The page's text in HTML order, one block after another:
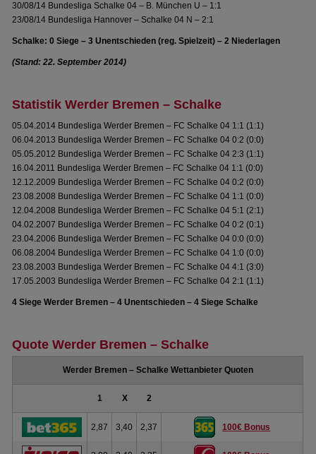
30/08/14 Bundesliga Schalke 04 – B. München U – 1:1
23/08/14 Bundesliga Hannover – Schalke 04 N – 2:1
Schalke: 0 Siege – 3 Unentschieden (reg. Spielzeit) – 2 Niederlagen
(Stand: 22. September 2014)
Statistik Werder Bremen – Schalke
05.04.2014 Bundesliga Werder Bremen – FC Schalke 04 1:1 (1:1)
06.04.2013 Bundesliga Werder Bremen – FC Schalke 04 0:2 (0:0)
05.05.2012 Bundesliga Werder Bremen – FC Schalke 04 2:3 (1:1)
16.04.2011 Bundesliga Werder Bremen – FC Schalke 04 1:1 (0:0)
12.12.2009 Bundesliga Werder Bremen – FC Schalke 04 0:2 (0:0)
23.08.2008 Bundesliga Werder Bremen – FC Schalke 04 1:1 (0:0)
12.04.2008 Bundesliga Werder Bremen – FC Schalke 04 5:1 (2:1)
04.02.2007 Bundesliga Werder Bremen – FC Schalke 04 0:2 (0:1)
23.04.2006 Bundesliga Werder Bremen – FC Schalke 04 0:0 (0:0)
06.08.2004 Bundesliga Werder Bremen – FC Schalke 04 1:0 (0:0)
23.08.2003 Bundesliga Werder Bremen – FC Schalke 04 4:1 (3:0)
17.05.2003 Bundesliga Werder Bremen – FC Schalke 04 2:1 (1:1)
4 Siege Werder Bremen – 4 Unentschieden – 4 Siege Schalke
Quote Werder Bremen – Schalke
Werder Bremen – Schalke Wettanbieter Quoten
1 X 2
2,87 3,40 2,37 100€ Bonus